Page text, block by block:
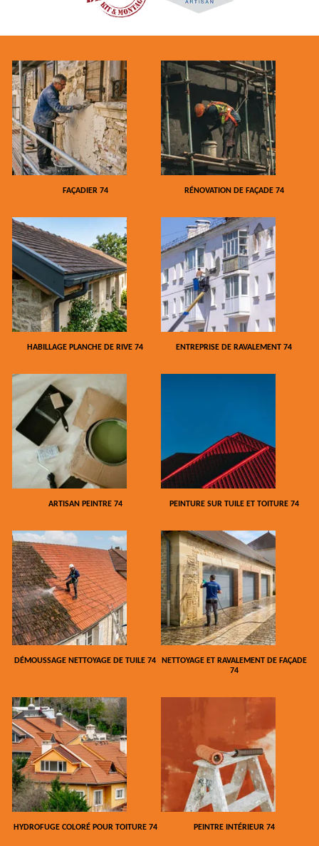
FAÇADIER 74 RÉNOVATION DE FAÇADE 74
HABILLAGE PLANCHE DE RIVE 74 ENTREPRISE DE RAVALEMENT 74
ARTISAN PEINTRE 74 PEINTURE SUR TUILE ET TOITURE 74
DÉMOUSSAGE NETTOYAGE DE TUILE 74
NETTOYAGE ET RAVALEMENT DE FAÇADE
74
HYDROFUGE COLORÉ POUR TOITURE 74 PEINTRE INTÉRIEUR 74